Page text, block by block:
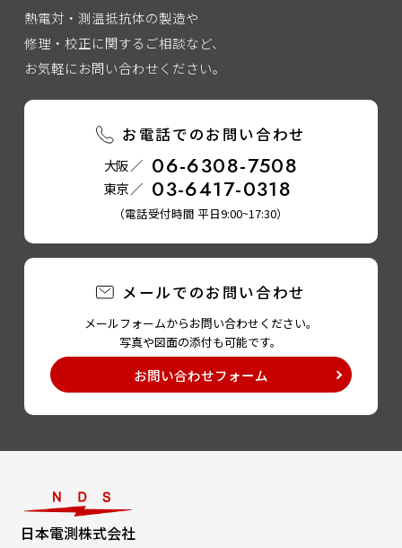
熱電対・測温抵抗体の製造や
修理・校正に関するご相談など、
お気軽にお問い合わせください。
お電話でのお問い合わせ
大阪 ／ 06-6308-7508
東京 ／ 03-6417-0318
（電話受付時間 平日9:00~17:30）
メールでのお問い合わせ
メールフォームからお問い合わせください。
写真や図面の添付も可能です。
お問い合わせフォーム
日本電測株式会社